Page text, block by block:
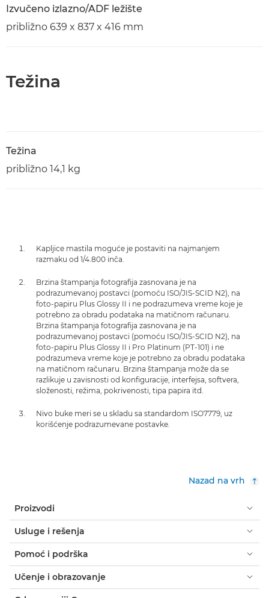
Izvučeno izlazno/ADF ležište
približno 639 x 837 x 416 mm
Težina
Težina
približno 14,1 kg
Kapljice mastila moguće je postaviti na najmanjem
razmaku od 1/4.800 inča.
Brzina štampanja fotografija zasnovana je na
podrazumevanoj postavci (pomoću ISO/JIS-SCID N2), na
foto-papiru Plus Glossy II i ne podrazumeva vreme koje je
potrebno za obradu podataka na matičnom računaru.
Brzina štampanja fotografija zasnovana je na
podrazumevanoj postavci (pomoću ISO/JIS-SCID N2), na
foto-papiru Plus Glossy II i Pro Platinum (PT-101) i ne
podrazumeva vreme koje je potrebno za obradu podataka
na matičnom računaru. Brzina štampanja može da se
razlikuje u zavisnosti od konfiguracije, interfejsa, softvera,
složenosti, režima, pokrivenosti, tipa papira itd.
Nivo buke meri se u skladu sa standardom ISO7779, uz
korišćenje podrazumevane postavke.
Nazad na vrh
Proizvodi
Usluge i rešenja
Pomoć i podrška
Učenje i obrazovanje